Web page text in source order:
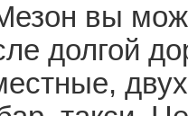
вы
долгой